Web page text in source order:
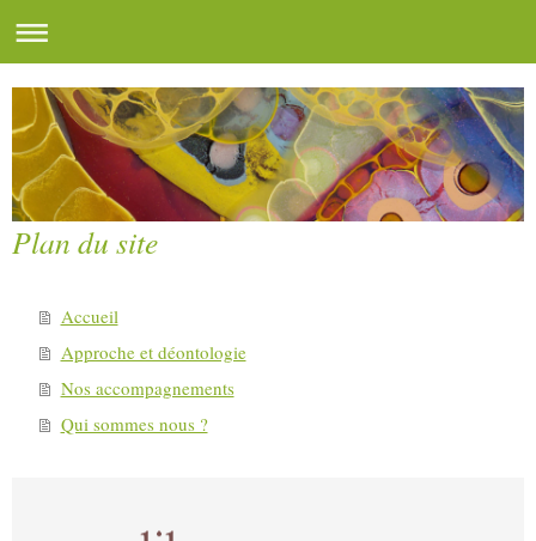
Plan du site
Accueil
Approche et déontologie
Nos accompagnements
Qui sommes nous ?